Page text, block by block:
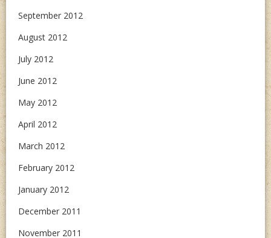
September 2012
August 2012
July 2012
June 2012
May 2012
April 2012
March 2012
February 2012
January 2012
December 2011
November 2011